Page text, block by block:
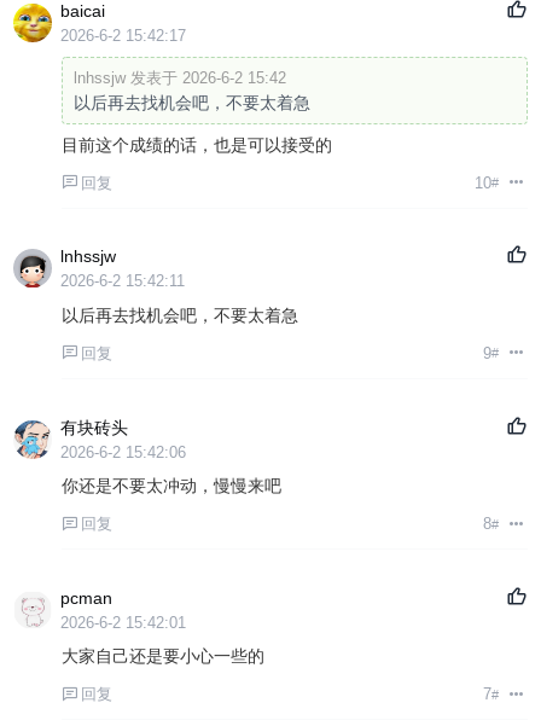
baicai
2026-6-2 15:42:17
lnhssjw 发表于 2026-6-2 15:42
以后再去找机会吧，不要太着急
目前这个成绩的话，也是可以接受的
回复 10#
lnhssjw
2026-6-2 15:42:11
以后再去找机会吧，不要太着急
回复 9#
有块砖头
2026-6-2 15:42:06
你还是不要太冲动，慢慢来吧
回复 8#
pcman
2026-6-2 15:42:01
大家自己还是要小心一些的
回复 7#